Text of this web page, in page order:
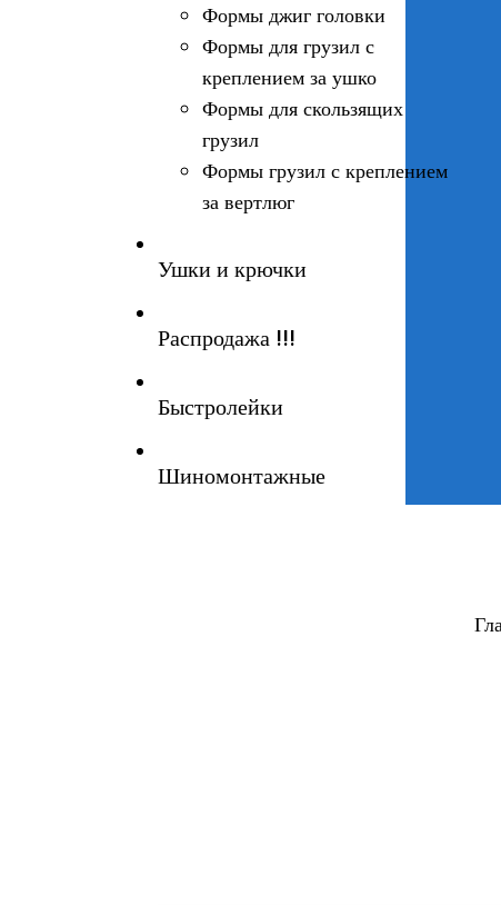
Формы джиг головки
Формы для грузил с
креплением за ушко
Формы для скользящих
грузил
Формы грузил с креплением
за вертлюг
Ушки и крючки
Распродажа !!!
Быстролейки
Шиномонтажные